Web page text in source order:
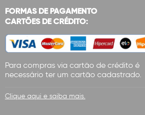
FORMAS DE PAGAMENTO
CARTÕES DE CRÉDITO:
Para compras via cartão de crédito é
necessário ter um cartão cadastrado.
Clique aqui e saiba mais.